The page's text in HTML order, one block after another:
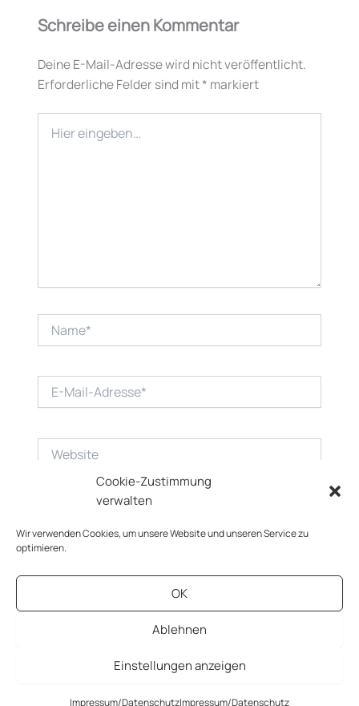
Cookie-Zustimmung
verwalten
Wir verwenden Cookies, um unsere Website und unseren Service zu
optimieren.
OK
Ablehnen
Einstellungen anzeigen
Impressum/DatenschutzImpressum/Datenschutz
Schreibe einen Kommentar
Deine E-Mail-Adresse wird nicht veröffentlicht.
Erforderliche Felder sind mit* markiert
eingeben…
Mail-